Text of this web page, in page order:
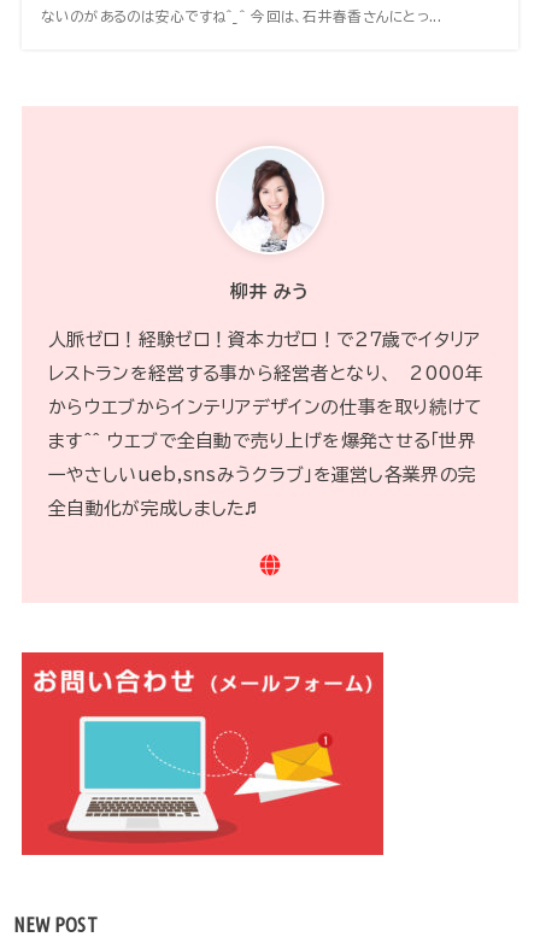
ないのがあるのは安心ですね^_^ 今回は、石井春香さんにとっ...
柳井 みう
人脈ゼロ！経験ゼロ！資本力ゼロ！で２７歳でイタリア
レストランを経営する事から経営者となり、 2000年
からウエブからインテリアデザインの仕事を取り続けて
ます^^ ウエブで全自動で売り上げを爆発させる「世界
一やさしいueb,snsみうクラブ」を運営し各業界の完
全自動化が完成しました♬
NEW POST